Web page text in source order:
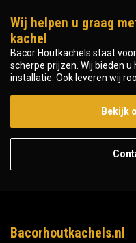
Wij helpen u graag
kachel
Bacor Houtkachels staat
scherpe prijzen. Wij bieden
installatie. Ook leveren wij
Bekijk
Bacorhoutkachels.nl